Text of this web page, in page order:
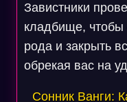
Завистники
кладбище, чтобы
рода и закрыть
обрекая вас на
Сонник Ванги: